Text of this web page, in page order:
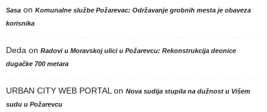
Sasa on Komunalne službe Požarevac: Održavanje grobnih mesta je obaveza
korisnika
Deda on Radovi u Moravskoj ulici u Požarevcu: Rekonstrukcija deonice
dugačke 700 metara
URBAN CITY WEB PORTAL on Nova sudija stupila na dužnost u Višem
sudu u Požarevcu